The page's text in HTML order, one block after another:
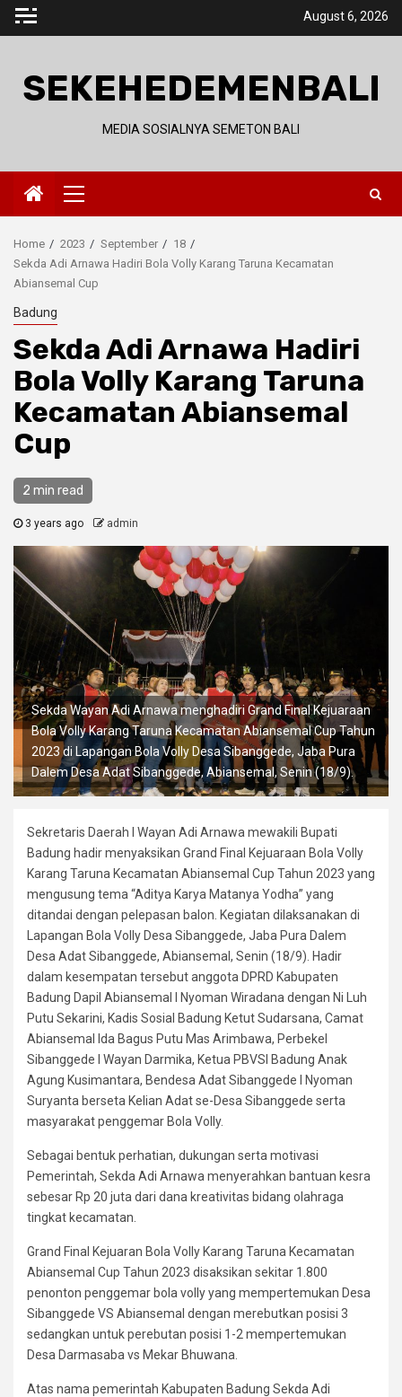
Skip
August 6, 2026
SEKEHEDEMENBALI
MEDIA SOSIALNYA SEMETON BALI
Primary
Menu
Home 2023 September
18
Sekda Adi Arnawa Hadiri Bola Volly Karang Taruna Kecamatan
Abiansemal Cup
Badung
Sekda Adi Arnawa Hadiri
Bola Volly Karang Taruna
Kecamatan Abiansemal
Cup
2 min read
3 years ago admin
Sekda Wayan Adi Arnawa menghadiri Grand Final Kejuaraan
Bola Volly Karang Taruna Kecamatan Abiansemal Cup Tahun
2023 di Lapangan Bola Volly Desa Sibanggede, Jaba Pura
Dalem Desa Adat Sibanggede, Abiansemal, Senin (18/9).
Sekretaris Daerah I Wayan Adi Arnawa mewakili Bupati
Badung hadir menyaksikan Grand Final Kejuaraan Bola Volly
Karang Taruna Kecamatan Abiansemal Cup Tahun 2023 yang
mengusung tema “Aditya Karya Matanya Yodha” yang
ditandai dengan pelepasan balon. Kegiatan dilaksanakan di
Lapangan Bola Volly Desa Sibanggede, Jaba Pura Dalem
Desa Adat Sibanggede, Abiansemal, Senin (18/9). Hadir
dalam kesempatan tersebut anggota DPRD Kabupaten
Badung Dapil Abiansemal I Nyoman Wiradana dengan Ni Luh
Putu Sekarini, Kadis Sosial Badung Ketut Sudarsana, Camat
Abiansemal Ida Bagus Putu Mas Arimbawa, Perbekel
Sibanggede I Wayan Darmika, Ketua PBVSI Badung Anak
Agung Kusimantara, Bendesa Adat Sibanggede I Nyoman
Suryanta berseta Kelian Adat se-Desa Sibanggede serta
masyarakat penggemar Bola Volly.
Sebagai bentuk perhatian, dukungan serta motivasi
Pemerintah, Sekda Adi Arnawa menyerahkan bantuan kesra
sebesar Rp 20 juta dari dana kreativitas bidang olahraga
tingkat kecamatan.
Grand Final Kejuaran Bola Volly Karang Taruna Kecamatan
Abiansemal Cup Tahun 2023 disaksikan sekitar 1.800
penonton penggemar bola volly yang mempertemukan Desa
Sibanggede VS Abiansemal dengan merebutkan posisi 3
sedangkan untuk perebutan posisi 1-2 mempertemukan
Desa Darmasaba vs Mekar Bhuwana.
Atas nama pemerintah Kabupaten Badung Sekda Adi